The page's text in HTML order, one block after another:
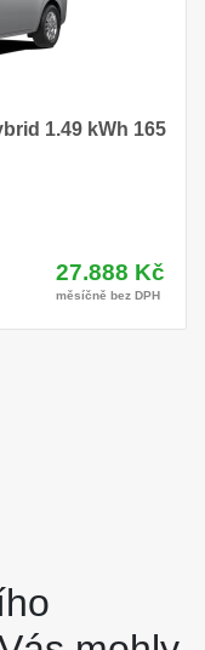
1.49 kWh 165
27.888 Kč
měsíčně bez DPH